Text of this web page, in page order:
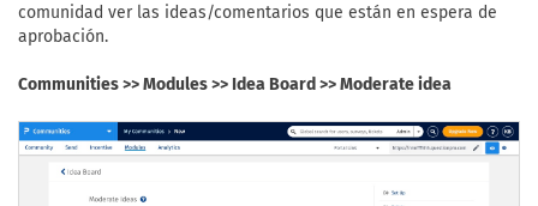
comunidad ver las ideas/comentarios que están en espera de
aprobación.
Communities >> Modules >> Idea Board >> Moderate idea